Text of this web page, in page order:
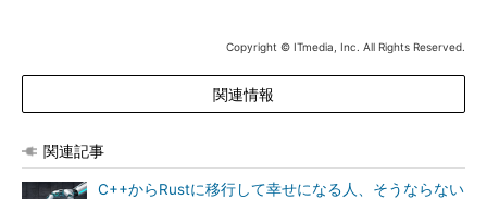
Copyright © ITmedia, Inc. All Rights Reserved.
関連情報
関連記事
C++からRustに移行して幸せになる人、そうならない